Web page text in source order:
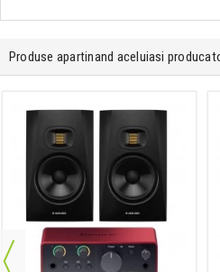
Produse apartinand aceluiasi